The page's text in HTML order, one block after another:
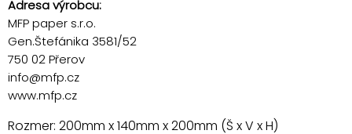
Adresa výrobcu:
MFP paper s.r.o.
Gen.Štefánika 3581/52
750 02 Přerov
info@mfp.cz
www.mfp.cz
Rozmer: 200mm x 140mm x 200mm (Š x V x H)